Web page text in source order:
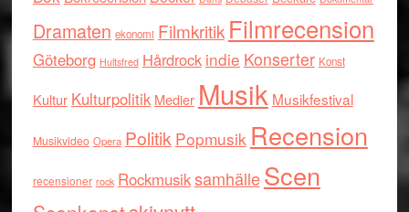
Dramaten ekonomi Filmkritik Filmrecension
Göteborg Hultsfred Hårdrock indie Konserter Konst
Kultur Kulturpolitik Medier Musik Musikfestival
Musikvideo Opera Politik Popmusik Recension
recensioner rock RockmusiksamhälleScen